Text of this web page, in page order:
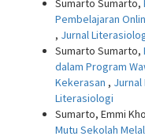
Sumarto Sumarto,
Pembelajaran
, Jurnal
Sumarto Sumarto,
dalam Program
Kekerasan , Jurnal
Literasiologi
Sumarto, Emmi
Mutu Sekolah